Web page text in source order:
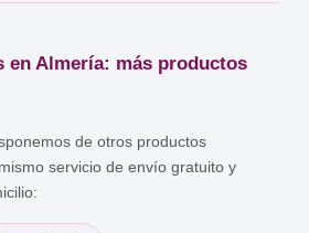
en Almería: más productos
de otros productos
servicio de envío gratuito y